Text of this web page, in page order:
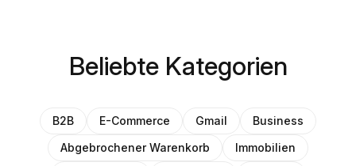
Beliebte Kategorien
B2B E-Commerce Gmail
Business
Abgebrochener Warenkorb
Immobilien